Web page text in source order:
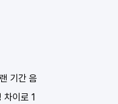
기간 음
이로 1